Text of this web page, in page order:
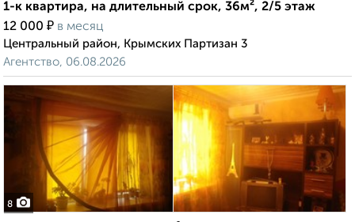
1-к квартира, на длительный срок, 36м², 2/5 этаж
12 000 ₽ в месяц
Центральный район, Крымских Партизан 3
Агентство, 06.08.2026
8